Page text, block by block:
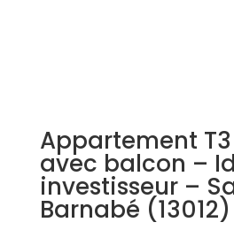
Appartement
avec balcon –
investisseur –
Barnabé (13012)